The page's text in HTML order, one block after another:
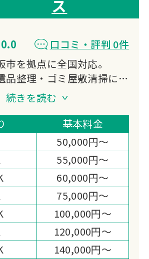
ス
0.0
口コミ・評判 0件
市を拠点に全国対応。
品整理・ゴミ屋敷清掃に対
のご供養と風水による空間
よる完全消臭とATP検査で
除菌力が強みです。
続きを読む
基本料金
50,000円～
55,000円～
60,000円～
75,000円～
100,000円～
120,000円～
140,000円～